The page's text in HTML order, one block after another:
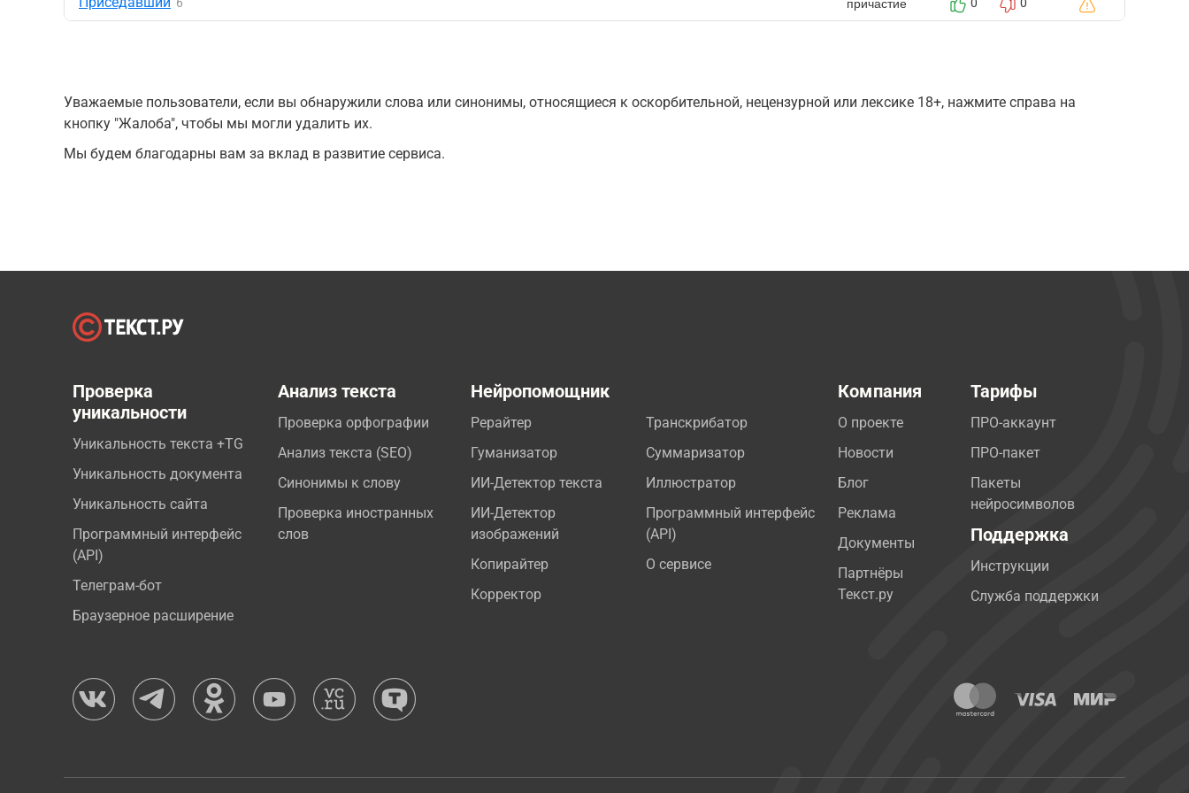
Уважаемые пользователи, если вы обнаружили слова или синонимы, относящиеся к оскорбительной, нецензурной или лексике 18+, нажмите справа на
кнопку "Жалоба", чтобы мы могли удалить их.
Мы будем благодарны вам за вклад в развитие сервиса.
Проверка
уникальности
Уникальность текста +TG
Уникальность документа
Уникальность сайта
Программный интерфейс
(API)
Телеграм-бот
Браузерное расширение
Анализ текста
Проверка орфографии
Анализ текста (SEO)
Синонимы к слову
Проверка иностранных
слов
Нейропомощник
Рерайтер
Гуманизатор
ИИ-Детектор текста
ИИ-Детектор
изображений
Копирайтер
Корректор
Транскрибатор
Суммаризатор
Иллюстратор
Программный интерфейс
(API)
О сервисе
Компания
О проекте
Новости
Блог
Реклама
Документы
Партнёры
Текст.ру
Тарифы
ПРО-аккаунт
ПРО-пакет
Пакеты
нейросимволов
Поддержка
Инструкции
Служба поддержки